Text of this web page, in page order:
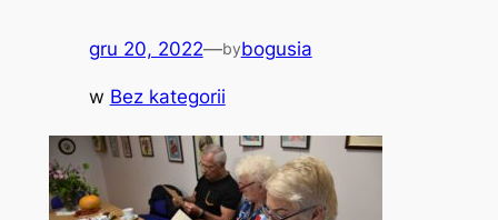
gru 20, 2022—bybogusia
w Bez kategorii